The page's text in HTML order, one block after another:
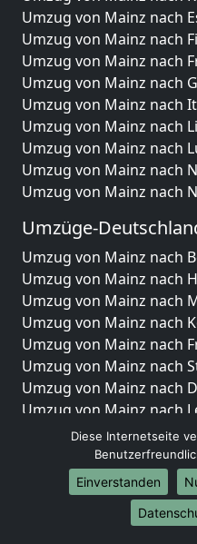
Umzug von Mainz nach
Umzug von Mainz nach
Umzug von Mainz nach
Umzug von Mainz nach
Umzug von Mainz nach
Umzug von Mainz nach
Umzug von Mainz nach
Umzug von Mainz nach
Umzug von Mainz nach
Umzüge-
Umzug von Mainz nach
Umzug von Mainz nach
Umzug von Mainz nach
Umzug von Mainz nach
Umzug von Mainz nach
Umzug von Mainz nach
Umzug von Mainz nach
Umzug von Mainz nach
Umzug von Mainz nach
Umzug von Mainz nach
Umzug von Mainz nach
Umzug von Mainz nach
Umzug von Mainz nach
Diese Internetseite
Einverstanden